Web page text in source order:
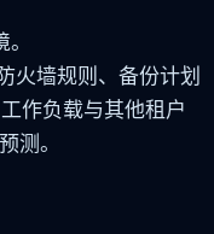
火墙规则、备份计划
作负载与其他租户
测。